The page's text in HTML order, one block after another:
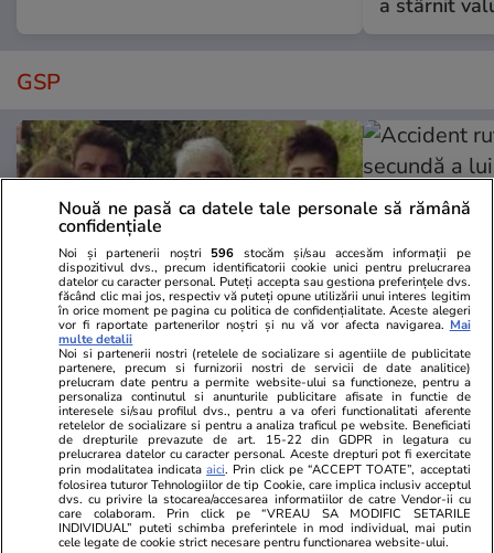
GSP
GSP.RO
A murit Spiridon, tatăl lui Adrian
Mutu » Fan Știința, părinte
exigent + Pasiunea transmisă
printr-o pereche de jambiere
GSP.RO
Accident
secundă a
murit,
Jucătorii au
Nouă ne pasă ca datele tale personale să rămână
confidențiale
Noi și partenerii noștri 596 stocăm și/sau accesăm informații pe
dispozitivul dvs., precum identificatorii cookie unici pentru prelucrarea
datelor cu caracter personal. Puteți accepta sau gestiona preferințele dvs.
făcând clic mai jos, respectiv vă puteți opune utilizării unui interes legitim
în orice moment pe pagina cu politica de confidențialitate. Aceste alegeri
vor fi raportate partenerilor noștri și nu vă vor afecta navigarea. Mai
multe detalii
Noi si partenerii nostri (retelele de socializare si agentiile de publicitate
partenere, precum si furnizorii nostri de servicii de date analitice)
prelucram date pentru a permite website-ului sa functioneze, pentru a
personaliza continutul si anunturile publicitare afisate in functie de
interesele si/sau profilul dvs., pentru a va oferi functionalitati aferente
retelelor de socializare si pentru a analiza traficul pe website. Beneficiati
de drepturile prevazute de art. 15-22 din GDPR in legatura cu
prelucrarea datelor cu caracter personal. Aceste drepturi pot fi exercitate
prin modalitatea indicataaici. Prin click pe “ACCEPT TOATE”, acceptati
folosirea tuturor Tehnologiilor de tip Cookie, care implica inclusiv acceptul
dvs. cu privire la stocarea/accesarea informatiilor de catre Vendor-ii cu
care colaboram. Prin click pe “VREAU SA MODIFIC SETARILE
INDIVIDUAL” puteti schimba preferintele in mod individual, mai putin
cele legate de cookie strict necesare pentru functionarea website-ului.